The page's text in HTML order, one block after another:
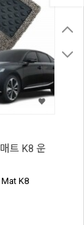
트 K8 운
K8